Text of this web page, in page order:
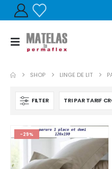
SHOP LINGE DE LIT
FILTER
-29%